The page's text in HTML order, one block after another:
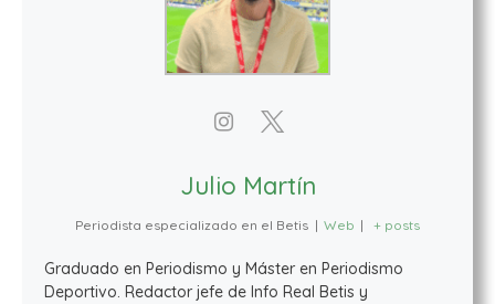
Julio Martín
Periodista especializado en el Betis | Web | + posts
Graduado en Periodismo y Máster en Periodismo
Deportivo. Redactor jefe de Info Real Betis y